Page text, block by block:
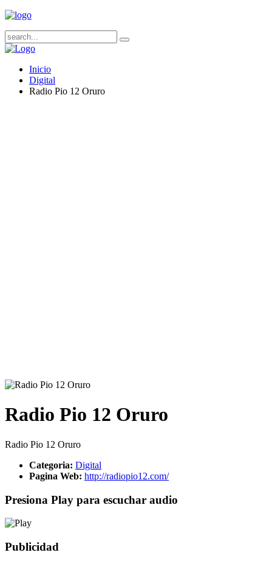
Inicio
Digital
Radio Pio 12 Oruro
Radio Pio 12 Oruro
Radio Pio 12 Oruro
Categoria: Digital
Pagina Web: http://radiopio12.com/
Presiona Play para escuchar audio
Publicidad